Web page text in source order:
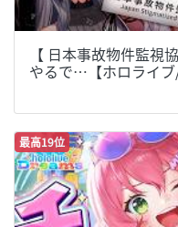
【 日本事故物件監視
やるで…【ホロライブ
最高19位